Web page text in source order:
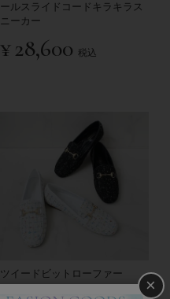
ールスライドコードキラキラス
ニーカー
¥28,600 税込
ツイードビットローファー
×